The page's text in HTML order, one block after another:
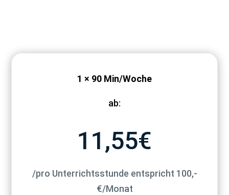
Unterstützung und die tolle Arbeit. Wir können
1 × 90 Min/Woche
ab:
11,55€
/pro Unterrichtsstunde entspricht 100,-
€/Monat